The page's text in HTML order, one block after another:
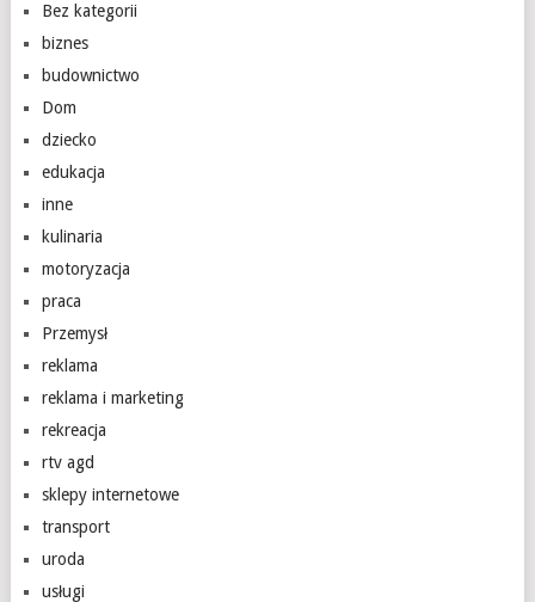
Bez kategorii
biznes
budownictwo
Dom
dziecko
edukacja
inne
kulinaria
motoryzacja
praca
Przemysł
reklama
reklama i marketing
rekreacja
rtv agd
sklepy internetowe
transport
uroda
usługi